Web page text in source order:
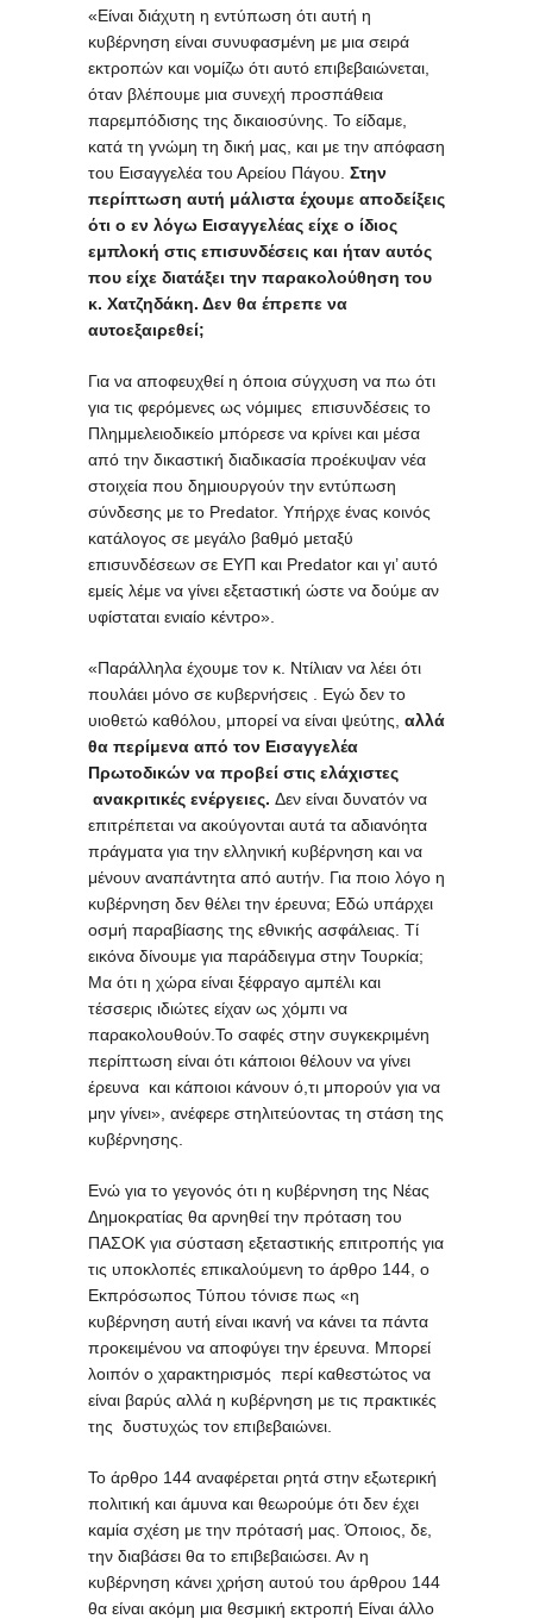
«Είναι διάχυτη η εντύπωση ότι αυτή η
κυβέρνηση είναι συνυφασμένη με μια σειρά
εκτροπών και νομίζω ότι αυτό επιβεβαιώνεται,
όταν βλέπουμε μια συνεχή προσπάθεια
παρεμπόδισης της δικαιοσύνης. Το είδαμε,
κατά τη γνώμη τη δική μας, και με την απόφαση
του Εισαγγελέα του Αρείου Πάγου. Στην
περίπτωση αυτή μάλιστα έχουμε αποδείξεις
ότι ο εν λόγω Εισαγγελέας είχε ο ίδιος
εμπλοκή στις επισυνδέσεις και ήταν αυτός
που είχε διατάξει την παρακολούθηση του
κ. Χατζηδάκη. Δεν θα έπρεπε να
αυτοεξαιρεθεί;
Για να αποφευχθεί η όποια σύγχυση να πω ότι
για τις φερόμενες ως νόμιμες επισυνδέσεις το
Πλημμελειοδικείο μπόρεσε να κρίνει και μέσα
από την δικαστική διαδικασία προέκυψαν νέα
στοιχεία που δημιουργούν την εντύπωση
σύνδεσης με το Predator. Υπήρχε ένας κοινός
κατάλογος σε μεγάλο βαθμό μεταξύ
επισυνδέσεων σε ΕΥΠ και Predator και γι’ αυτό
εμείς λέμε να γίνει εξεταστική ώστε να δούμε αν
υφίσταται ενιαίο κέντρο».
«Παράλληλα έχουμε τον κ. Ντίλιαν να λέει ότι
πουλάει μόνο σε κυβερνήσεις . Εγώ δεν το
υιοθετώ καθόλου, μπορεί να είναι ψεύτης, αλλά
θα περίμενα από τον Εισαγγελέα
Πρωτοδικών να προβεί στις ελάχιστες
ανακριτικές ενέργειες. Δεν είναι δυνατόν να
επιτρέπεται να ακούγονται αυτά τα αδιανόητα
πράγματα για την ελληνική κυβέρνηση και να
μένουν αναπάντητα από αυτήν. Για ποιο λόγο η
κυβέρνηση δεν θέλει την έρευνα; Εδώ υπάρχει
οσμή παραβίασης της εθνικής ασφάλειας. Τί
εικόνα δίνουμε για παράδειγμα στην Τουρκία;
Μα ότι η χώρα είναι ξέφραγο αμπέλι και
τέσσερις ιδιώτες είχαν ως χόμπι να
παρακολουθούν.Το σαφές στην συγκεκριμένη
περίπτωση είναι ότι κάποιοι θέλουν να γίνει
έρευνα και κάποιοι κάνουν ό,τι μπορούν για να
μην γίνει», ανέφερε στηλιτεύοντας τη στάση της
κυβέρνησης.
Ενώ για το γεγονός ότι η κυβέρνηση της Νέας
Δημοκρατίας θα αρνηθεί την πρόταση του
ΠΑΣΟΚ για σύσταση εξεταστικής επιτροπής για
τις υποκλοπές επικαλούμενη το άρθρο 144, ο
Εκπρόσωπος Τύπου τόνισε πως «η
κυβέρνηση αυτή είναι ικανή να κάνει τα πάντα
προκειμένου να αποφύγει την έρευνα. Μπορεί
λοιπόν ο χαρακτηρισμός περί καθεστώτος να
είναι βαρύς αλλά η κυβέρνηση με τις πρακτικές
της δυστυχώς τον επιβεβαιώνει.
Το άρθρο 144 αναφέρεται ρητά στην εξωτερική
πολιτική και άμυνα και θεωρούμε ότι δεν έχει
καμία σχέση με την πρότασή μας. Όποιος, δε,
την διαβάσει θα το επιβεβαιώσει. Αν η
κυβέρνηση κάνει χρήση αυτού του άρθρου 144
θα είναι ακόμη μια θεσμική εκτροπή Είναι άλλο